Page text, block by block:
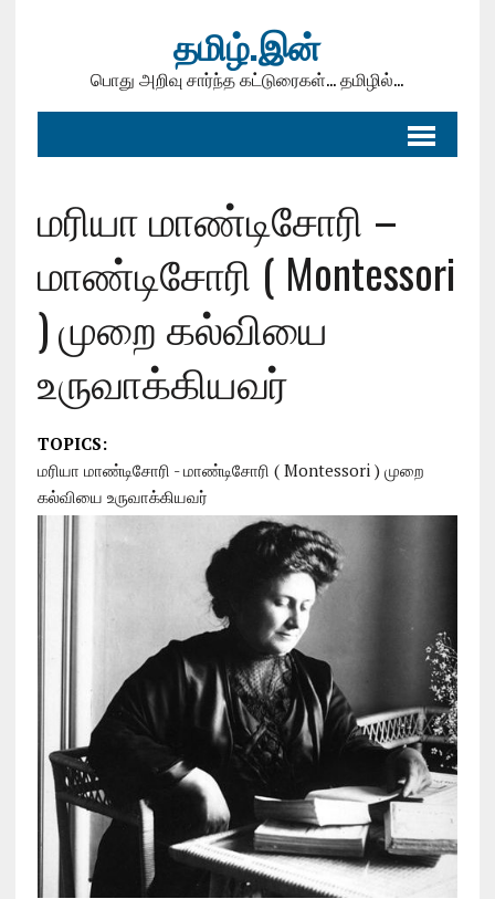
தமிழ்.இன்
பொது அறிவு சார்ந்த கட்டுரைகள்... தமிழில்...
மரியா மாண்டிசோரி –
மாண்டிசோரி ( Montessori
) முறை கல்வியை
உருவாக்கியவர்
TOPICS:
மரியா மாண்டிசோரி - மாண்டிசோரி ( Montessori ) முறை
கல்வியை உருவாக்கியவர்